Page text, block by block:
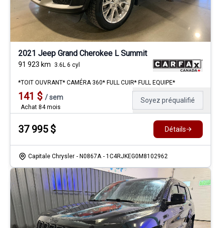
2021 Jeep Grand Cherokee L Summit
91 923 km 3.6L 6 cyl
*TOIT OUVRANT* CAMÉRA 360* FULL CUIR* FULL EQUIPE*
141 $ /sem
Achat 84 mois
Soyez préqualifié
37 995$ Détails
Capitale Chrysler - N0867A - 1C4RJKEG0M8102962